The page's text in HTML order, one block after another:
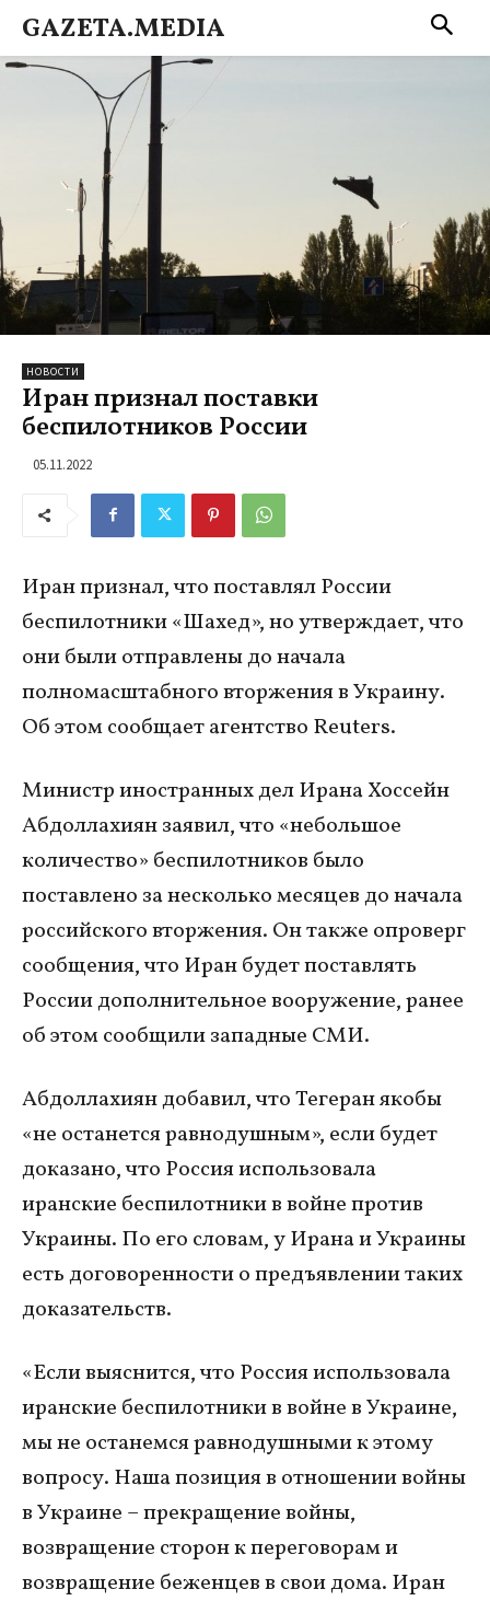
GAZETA.MEDIA
НОВОСТИ
Иран признал поставки
беспилотников России
05.11.2022
Иран признал, что поставлял России
беспилотники «Шахед», но утверждает, что
они были отправлены до начала
полномасштабного вторжения в Украину.
Об этом сообщает агентство Reuters.
Министр иностранных дел Ирана Хоссейн
Абдоллахиян заявил, что «небольшое
количество» беспилотников было
поставлено за несколько месяцев до начала
российского вторжения. Он также опроверг
сообщения, что Иран будет поставлять
России дополнительное вооружение, ранее
об этом сообщили западные СМИ.
Абдоллахиян добавил, что Тегеран якобы
«не останется равнодушным», если будет
доказано, что Россия использовала
иранские беспилотники в войне против
Украины. По его словам, у Ирана и Украины
есть договоренности о предъявлении таких
доказательств.
«Если выяснится, что Россия использовала
иранские беспилотники в войне в Украине,
мы не останемся равнодушными к этому
вопросу. Наша позиция в отношении войны
в Украине – прекращение войны,
возвращение сторон к переговорам и
возвращение беженцев в свои дома. Иран